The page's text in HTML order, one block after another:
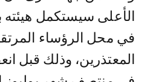
الأعلى سيستكمل هيئته
في محل الرؤساء
المعتذرين، وذلك قبل